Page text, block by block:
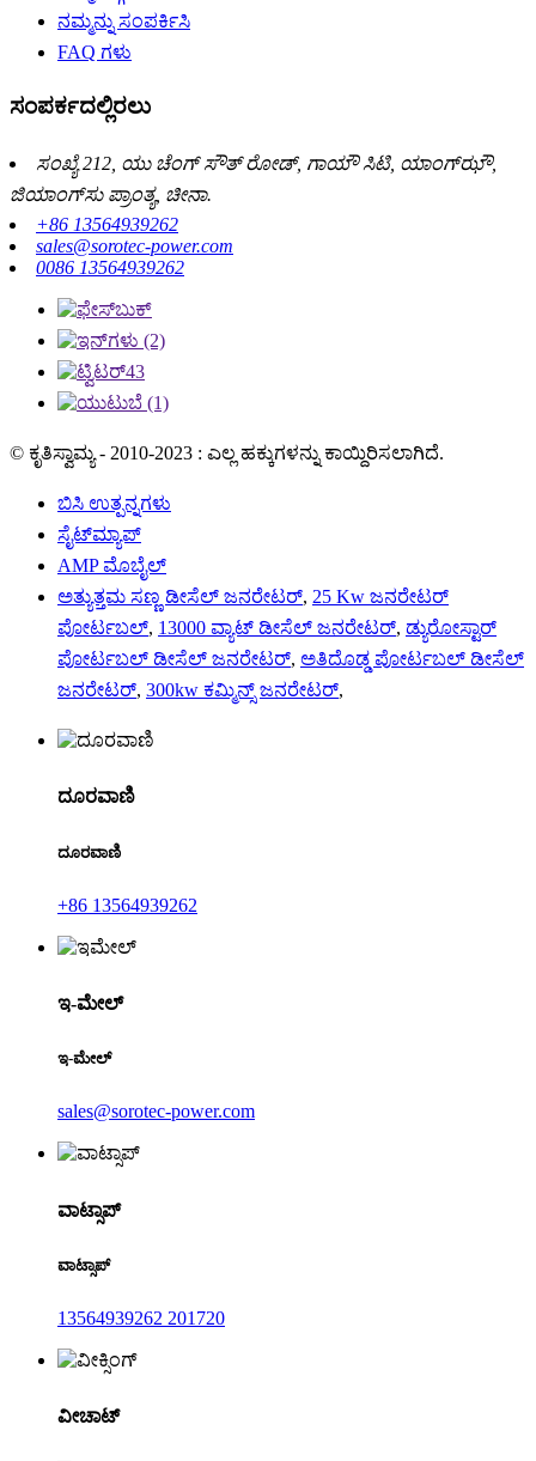
ನಮ್ಮನ್ನು ಸಂಪರ್ಕಿಸಿ
FAQ ಗಳು
ಸಂಪರ್ಕದಲ್ಲಿರಲು
ಸಂಖ್ಯೆ 212, ಯು ಚೆಂಗ್ ಸೌತ್ ರೋಡ್, ಗಾಯೌ ಸಿಟಿ, ಯಾಂಗ್‌ಝೌ,
ಜಿಯಾಂಗ್‌ಸು ಪ್ರಾಂತ್ಯ, ಚೀನಾ.
+86 13564939262
sales@sorotec-power.com
0086 13564939262
© ಕೃತಿಸ್ವಾಮ್ಯ - 2010-2023 : ಎಲ್ಲ ಹಕ್ಕುಗಳನ್ನು ಕಾಯ್ದಿರಿಸಲಾಗಿದೆ.
ಬಿಸಿ ಉತ್ಪನ್ನಗಳು
ಸೈಟ್‌ಮ್ಯಾಪ್
AMP ಮೊಬೈಲ್
ಅತ್ಯುತ್ತಮ ಸಣ್ಣ ಡೀಸೆಲ್ ಜನರೇಟರ್, 25 Kw ಜನರೇಟರ್
ಪೋರ್ಟಬಲ್, 13000 ವ್ಯಾಟ್ ಡೀಸೆಲ್ ಜನರೇಟರ್, ಡ್ಯುರೋಸ್ಟಾರ್
ಪೋರ್ಟಬಲ್ ಡೀಸೆಲ್ ಜನರೇಟರ್, ಅತಿದೊಡ್ಡ ಪೋರ್ಟಬಲ್ ಡೀಸೆಲ್
ಜನರೇಟರ್, 300kw ಕಮ್ಮಿನ್ಸ್ ಜನರೇಟರ್,
ದೂರವಾಣಿ
ದೂರವಾಣಿ
+86 13564939262
ಇ-ಮೇಲ್
ಇ-ಮೇಲ್
sales@sorotec-power.com
ವಾಟ್ಸಾಪ್
ವಾಟ್ಸಾಪ್
13564939262 201720
ವೀಚಾಟ್